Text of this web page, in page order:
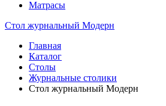
Матрасы
Стол журнальный Модерн
Главная
Каталог
Столы
Журнальные столики
Стол журнальный Модерн